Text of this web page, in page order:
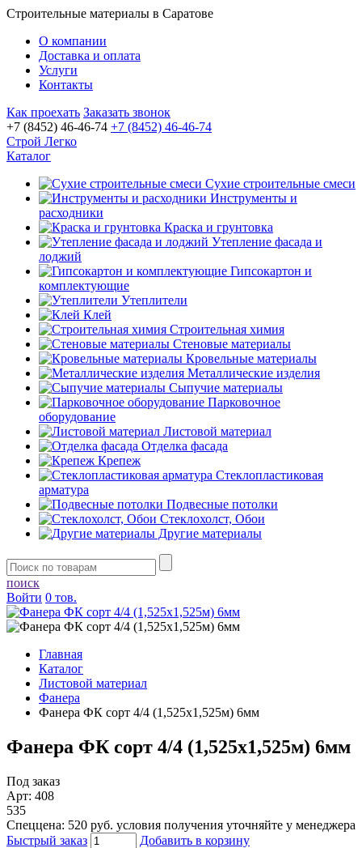
Строительные материалы в Саратове
О компании
Доставка и оплата
Услуги
Контакты
Как проехать Заказать звонок
+7 (8452) 46-46-74 +7 (8452) 46-46-74
Строй Легко
Каталог
Сухие строительные смеси
Инструменты и
расходники
Краска и грунтовка
Утепление фасада и
лоджий
Гипсокартон и
комплектующие
Утеплители
Клей
Строительная химия
Стеновые материалы
Кровельные материалы
Металлические изделия
Сыпучие материалы
Парковочное
оборудование
Листовой материал
Отделка фасада
Крепеж
Стеклопластиковая
арматура
Подвесные потолки
Стеклохолст, Обои
Другие материалы
поиск
Войти 0 тов.
Главная
Каталог
Листовой материал
Фанера
Фанера ФК сорт 4/4 (1,525х1,525м) 6мм
Фанера ФК сорт 4/4 (1,525х1,525м) 6мм
Под заказ
Арт: 408
535
Спеццена: 520 руб. условия получения уточняйте у менеджера
Быстрый заказ
Добавить в корзину